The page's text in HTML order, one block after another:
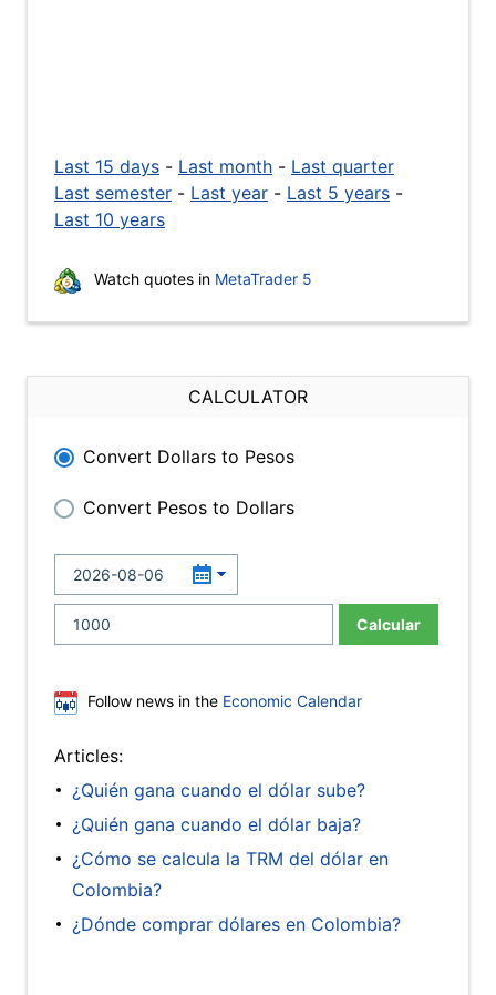
Last 15 days - Last month - Last quarter
Last semester - Last year - Last 5 years -
Last 10 years
Watch quotes in MetaTrader 5
CALCULATOR
Convert Dollars to Pesos
Convert Pesos to Dollars
Calcular
Follow news in the Economic Calendar
Articles:
¿Quién gana cuando el dólar sube?
¿Quién gana cuando el dólar baja?
¿Cómo se calcula la TRM del dólar en
Colombia?
¿Dónde comprar dólares en Colombia?